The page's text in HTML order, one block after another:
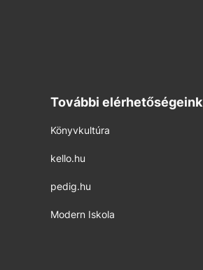
További elérhetőségeink
Könyvkultúra
kello.hu
pedig.hu
Modern Iskola